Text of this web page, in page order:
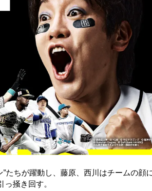
たちが躍動し、藤原、西川はチームの顔
掻き回す。